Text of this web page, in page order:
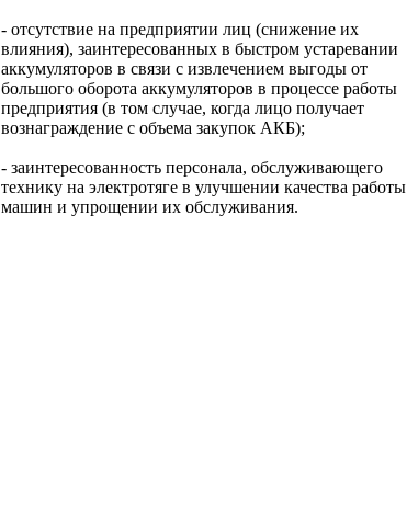
- отсутствие на предприятии лиц (снижение их
влияния), заинтересованных в быстром устаревании
аккумуляторов в связи с извлечением выгоды от
большого оборота аккумуляторов в процессе работы
предприятия (в том случае, когда лицо получает
вознаграждение с объема закупок АКБ);
- заинтересованность персонала, обслуживающего
технику на электротяге в улучшении качества работы
машин и упрощении их обслуживания.